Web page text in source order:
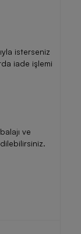
isterseniz
iade işlemi
ve